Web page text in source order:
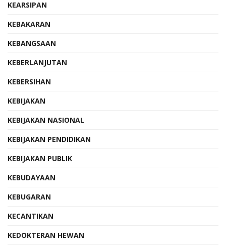
KEARSIPAN
KEBAKARAN
KEBANGSAAN
KEBERLANJUTAN
KEBERSIHAN
KEBIJAKAN
KEBIJAKAN NASIONAL
KEBIJAKAN PENDIDIKAN
KEBIJAKAN PUBLIK
KEBUDAYAAN
KEBUGARAN
KECANTIKAN
KEDOKTERAN HEWAN